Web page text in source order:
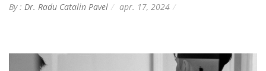
By : Dr. Radu Catalin Pavel apr. 17, 2024